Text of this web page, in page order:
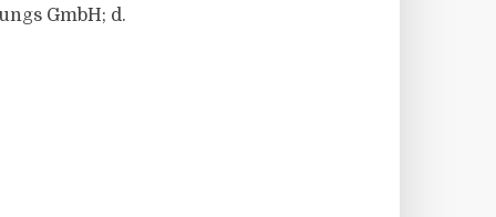
GmbH; d.